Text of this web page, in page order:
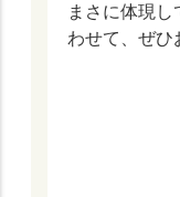
まさに体現
わせて、ぜひ